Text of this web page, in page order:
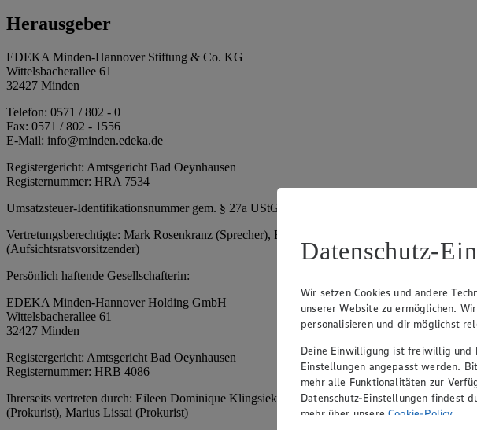
Herausgeber
EDEKA Minden-Hannover Stiftung & Co. KG
Wittelsbacherallee 61
32427 Minden
Telefon: 0571 / 802 - 0
Fax: 0571 / 802 - 1556
E-Mail: info@minden.edeka.de
Registergericht: Amtsgericht Bad Oeynhausen
Registernummer: HRA 7534
Umsatzsteuer-Identifikationsnummer gem. § 27a UStG: DE 266067317
Vertretungsberechtigte: Mark Rosenkranz (Sprecher), Eileen Dominique Klingsiek
(Aufsichtsratsvorsitzender)
Persönlich haftende Gesellschafterin:
EDEKA Minden-Hannover Holding GmbH
Wittelsbacherallee 61
32427 Minden
Registergericht: Amtsgericht Bad Oeynhausen
Registernummer: HRB 4086
Ihrerseits vertreten durch: Eileen Dominique Klingsiek (Geschäftsführerin), Mark
(Prokurist), Marius Lissai (Prokurist)
Datenschutz-
Wir setzen Cookies und andere
unserer Website zu ermöglichen.
personalisieren und dir möglichst
Deine Einwilligung ist freiwillig und
Einstellungen angepasst werden.
mehr alle Funktionalitäten zur
Datenschutz-Einstellungen findest
mehr über unsereCookie-Policy.